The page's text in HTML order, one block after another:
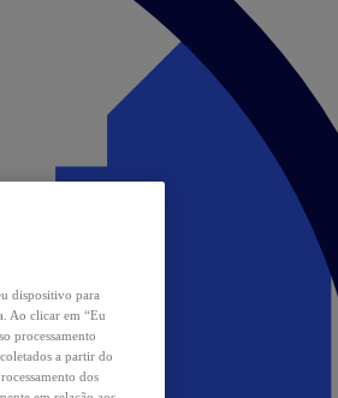
dispositivo para
Ao clicar em “Eu
processamento
a partir do
dos